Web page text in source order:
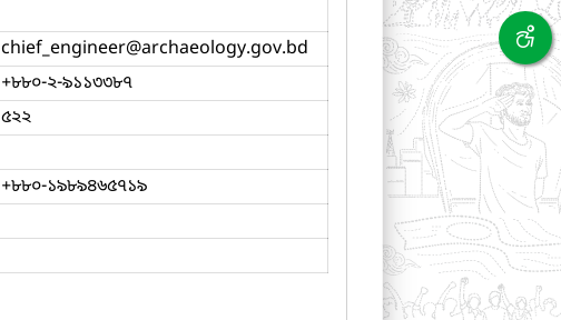
chief_engineer@archaeology.gov.bd
+৮৮০-২-৯১১৩৩৮৭
৫২২
+৮৮০-১৯৮৯৪৬৫৭১৯